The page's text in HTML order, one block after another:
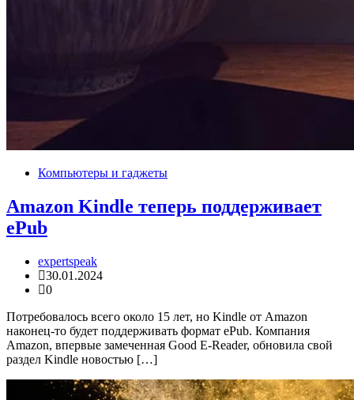
Компьютеры и гаджеты
Amazon Kindle теперь поддерживает
ePub
expertspeak
30.01.2024
0
Потребовалось всего около 15 лет, но Kindle от Amazon
наконец-то будет поддерживать формат ePub. Компания
Amazon, впервые замеченная Good E-Reader, обновила свой
раздел Kindle новостью […]